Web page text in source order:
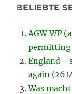
BELIEBTE
AGW WP
England -
again
Was